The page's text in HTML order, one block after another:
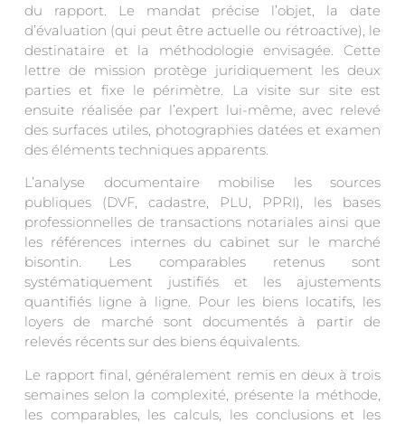
du rapport. Le mandat précise l’objet, la date
d’évaluation (qui peut être actuelle ou rétroactive), le
destinataire et la méthodologie envisagée. Cette
lettre de mission protège juridiquement les deux
parties et fixe le périmètre. La visite sur site est
ensuite réalisée par l’expert lui-même, avec relevé
des surfaces utiles, photographies datées et examen
des éléments techniques apparents.
L’analyse documentaire mobilise les sources
publiques (DVF, cadastre, PLU, PPRI), les bases
professionnelles de transactions notariales ainsi que
les références internes du cabinet sur le marché
bisontin. Les comparables retenus sont
systématiquement justifiés et les ajustements
quantifiés ligne à ligne. Pour les biens locatifs, les
loyers de marché sont documentés à partir de
relevés récents sur des biens équivalents.
Le rapport final, généralement remis en deux à trois
semaines selon la complexité, présente la méthode,
les comparables, les calculs, les conclusions et les